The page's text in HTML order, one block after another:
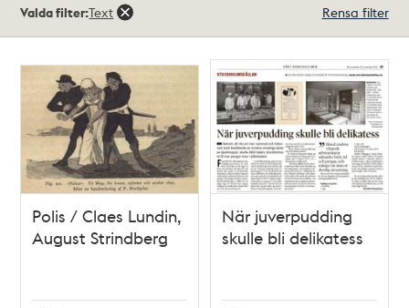
träffar
Valda filter:Text Rensa filter
Polis / Claes Lundin,
August Strindberg
När juverpudding
skulle bli delikatess